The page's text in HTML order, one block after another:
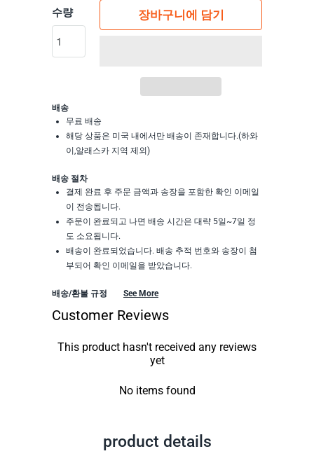
수량 장바구니에 담기
배송
무료 배송
해당 상품은 미국 내에서만 배송이 존재합니다.(하와
이,알래스카 지역 제외)
배송 절차
결제 완료 후 주문 금액과 송장을 포함한 확인 이메일
이 전송됩니다.
주문이 완료되고 나면 배송 시간은 대략 5일~7일 정
도 소요됩니다.
배송이 완료되었습니다. 배송 추적 번호와 송장이 첨
부되어 확인 이메일을 받았습니다.
배송/환불 규정 See More
Customer Reviews
This product hasn't received any reviews
yet
No items found
product details